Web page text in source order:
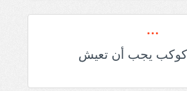
يجب أن تعيش